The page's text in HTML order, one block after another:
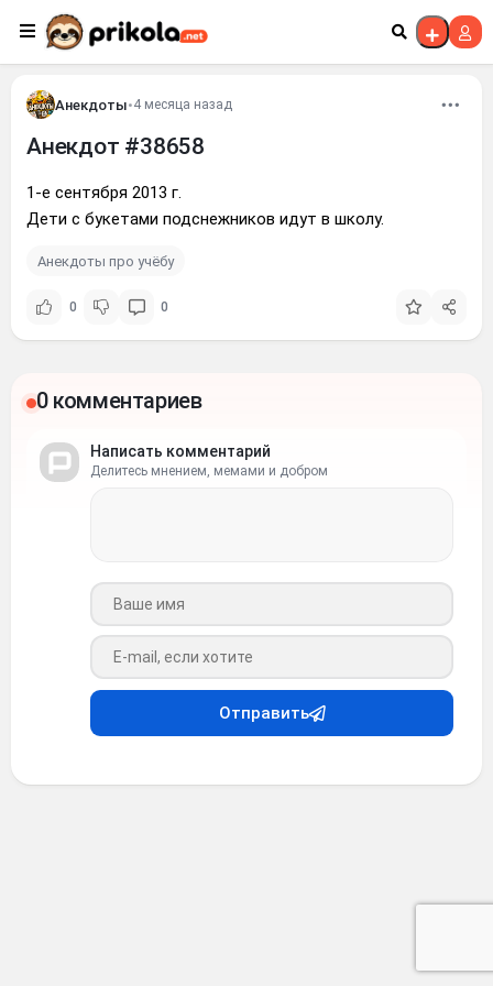
Перейти к контенту
Анекдоты•4 месяца назад
Анекдот #38658
1-е сентября 2013 г.
Дети с букетами подснежников идут в школу.
Анекдоты про учёбу
0 0
0 комментариев
Написать комментарий
Делитесь мнением, мемами и добром
Ваше имя
Ваш e-mail
Отправить